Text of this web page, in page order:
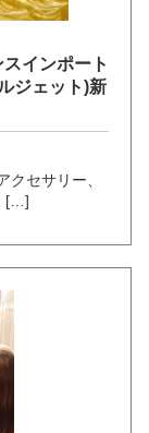
インポート
ジェット)新
セサリー、
[…]